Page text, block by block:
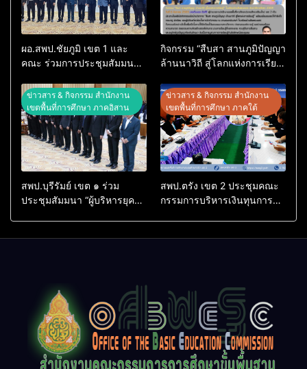
ผอ.สพป.ชัยภูมิ เขต 1 และ
คณะ ร่วมการประชุมสัมมนา
นำการศึกษาไทยสู่อนาคต”
ประจำเขตตรวจราชการที่ 13
กิจกรรม “สืบสา สานภูมิปัญญา
ล้านนาวิถี สู่โลกแห่งการเรียน
ประจำปีการศึกษา 2569
ข่าวสาร & กิจกรรม สำนักงาน
เขตพื้นที่การศึกษา ภาคอิสาน
สพป.บุรีรัมย์ เขต ๑ ร่วม
ประชุมสัมมนา “ผู้บริหารยุค
ข่าวสาร & กิจกรรม สำนักงาน
เขตพื้นที่การศึกษา ภาคใต้
สพป.ตรัง เขต 2 ประชุมคณะ
กรรมการบริหารเงินทุนการ